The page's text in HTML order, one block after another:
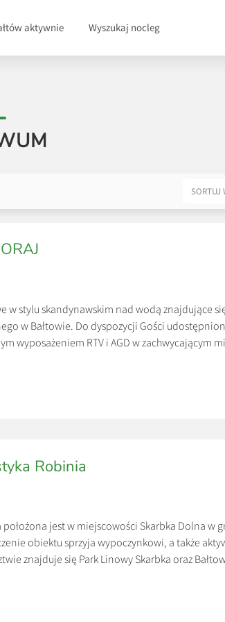
aktywnie Wyszukaj nocleg
SORTUJ
w stylu skandynawskim nad wodą znajdujące
w Bałtowie. Do dyspozycji Gości
wyposażeniem RTV i AGD w zachwycającym
Robinia
jest w miejscowości Skarbka Dolna w
obiektu sprzyja wypoczynkowi, a także
znajduje się Park Linowy Skarbka oraz